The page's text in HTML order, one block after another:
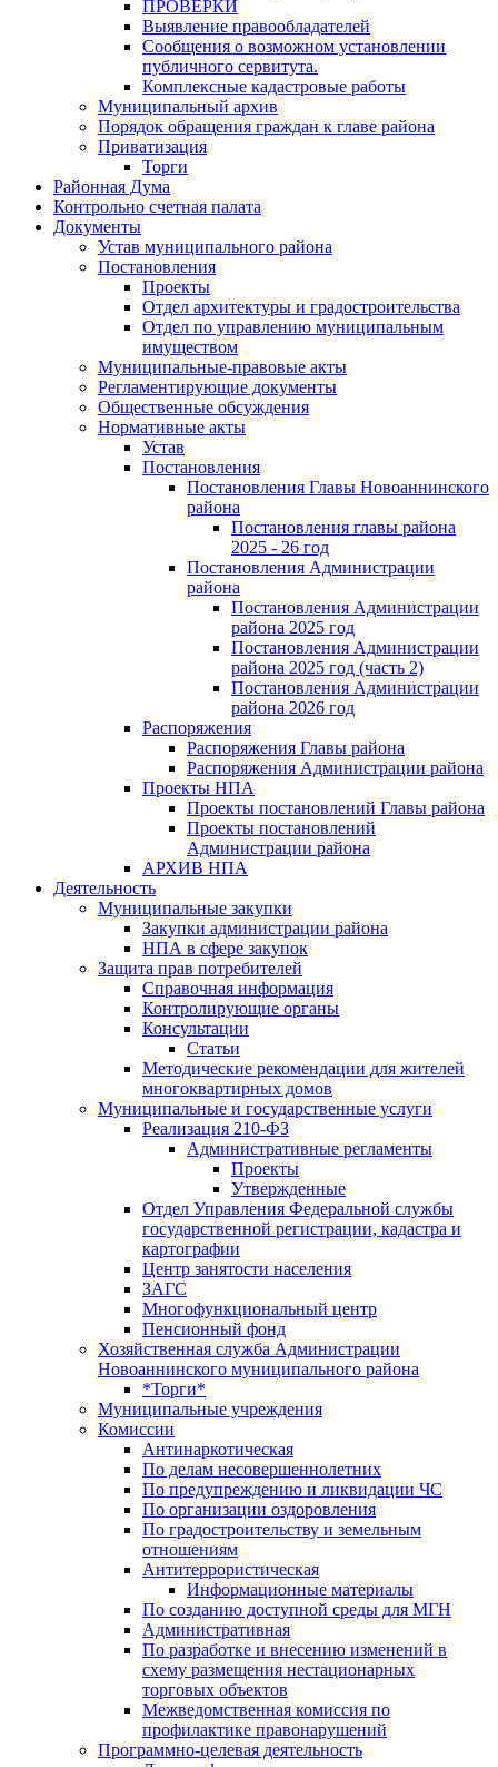
ПРОВЕРКИ
Выявление правообладателей
Сообщения о возможном установлении
публичного сервитута.
Комплексные кадастровые работы
Муниципальный архив
Порядок обращения граждан к главе района
Приватизация
Торги
Районная Дума
Контрольно счетная палата
Документы
Устав муниципального района
Постановления
Проекты
Отдел архитектуры и градостроительства
Отдел по управлению муниципальным
имуществом
Муниципальные-правовые акты
Регламентирующие документы
Общественные обсуждения
Нормативные акты
Устав
Постановления
Постановления Главы Новоаннинского
района
Постановления главы района
2025 - 26 год
Постановления Администрации
района
Постановления Администрации
района 2025 год
Постановления Администрации
района 2025 год (часть 2)
Постановления Администрации
района 2026 год
Распоряжения
Распоряжения Главы района
Распоряжения Администрации района
Проекты НПА
Проекты постановлений Главы района
Проекты постановлений
Администрации района
АРХИВ НПА
Деятельность
Муниципальные закупки
Закупки администрации района
НПА в сфере закупок
Защита прав потребителей
Справочная информация
Контролирующие органы
Консультации
Статьи
Методические рекомендации для жителей
многоквартирных домов
Муниципальные и государственные услуги
Реализация 210-ФЗ
Административные регламенты
Проекты
Утвержденные
Отдел Управления Федеральной службы
государственной регистрации, кадастра и
картографии
Центр занятоcти населения
ЗАГС
Многофункциональный центр
Пенсионный фонд
Хозяйственная служба Администрации
Новоаннинского муниципального района
*Торги*
Муниципальные учреждения
Комиссии
Антинаркотическая
По делам несовершеннолетних
По предупреждению и ликвидации ЧС
По организации оздоровления
По градостроительству и земельным
отношениям
Антитеррористическая
Информационные материалы
По созданию доступной среды для МГН
Административная
По разработке и внесению изменений в
схему размещения нестационарных
торговых объектов
Межведомственная комиссия по
профилактике правонарушений
Программно-целевая деятельность